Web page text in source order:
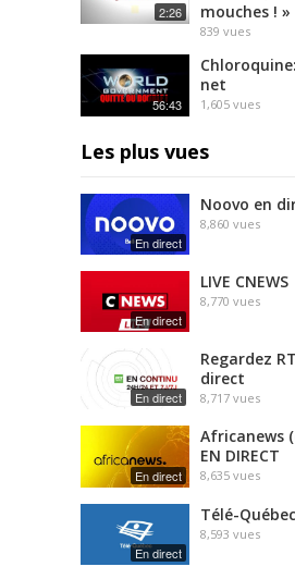
2:26
mouches ! »
839 vues
56:43
net
1,605 vues
Les plus vues
En direct
Noovo en
8,860 vues
En direct
LIVE CNEWS
8,770 vues
En direct
Regardez
direct
8,717 vues
En direct
Africanews
EN DIRECT
8,635 vues
En direct
Télé-
8,593 vues